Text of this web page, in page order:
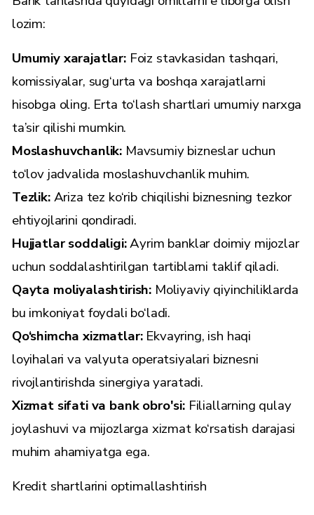
lozim:
Umumiy xarajatlar: Foiz stavkasidan tashqari,
komissiyalar, sug‘urta va boshqa xarajatlarni
hisobga oling. Erta to‘lash shartlari umumiy narxga
ta’sir qilishi mumkin.
Moslashuvchanlik: Mavsumiy bizneslar uchun
to‘lov jadvalida moslashuvchanlik muhim.
Tezlik:Ariza tez ko‘rib chiqilishi biznesning tezkor
ehtiyojlarini qondiradi.
Hujjatlar soddaligi:Ayrim banklar doimiy mijozlar
uchun soddalashtirilgan tartiblarni taklif qiladi.
Qayta moliyalashtirish: Moliyaviy qiyinchiliklarda
bu imkoniyat foydali bo‘ladi.
Qo‘shimcha xizmatlar:Ekvayring, ish haqi
loyihalari va valyuta operatsiyalari biznesni
rivojlantirishda sinergiya yaratadi.
Xizmat sifati va bank obro'si: Filiallarning qulay
joylashuvi va mijozlarga xizmat ko‘rsatish darajasi
muhim ahamiyatga ega.
Kredit shartlarini optimallashtirish